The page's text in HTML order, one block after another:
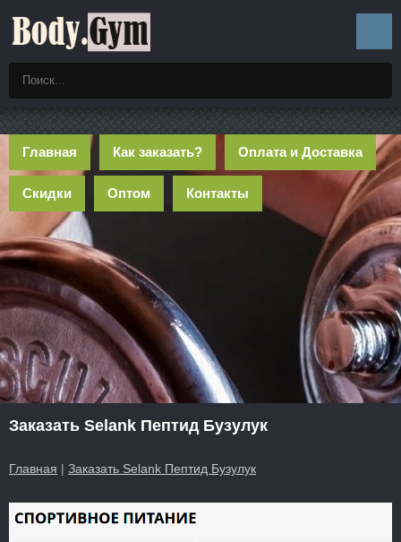
Главная Как заказать? Оплата и Доставка
Скидки Оптом Контакты
Заказать Selank Пептид Бузулук
Главная | Заказать Selank Пептид Бузулук